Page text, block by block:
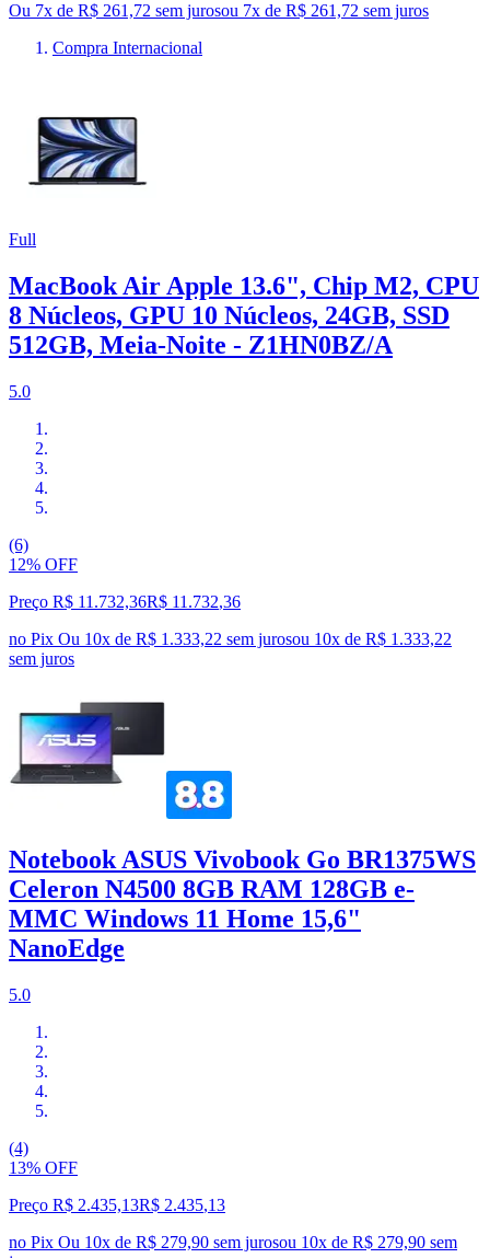
Ou 7x de R$ 261,72 sem jurosou 7x de R$ 261,72 sem juros
Compra Internacional
Full
MacBook Air Apple 13.6", Chip M2, CPU
8 Núcleos, GPU 10 Núcleos, 24GB, SSD
512GB, Meia-Noite - Z1HN0BZ/A
5.0
(6)
12% OFF
Preço R$ 11.732,36R$ 11.732,36
no Pix Ou 10x de R$ 1.333,22 sem jurosou 10x de R$ 1.333,22
sem juros
Notebook ASUS Vivobook Go BR1375WS
Celeron N4500 8GB RAM 128GB e-
MMC Windows 11 Home 15,6"
NanoEdge
5.0
(4)
13% OFF
Preço R$ 2.435,13R$ 2.435,13
no Pix Ou 10x de R$ 279,90 sem jurosou 10x de R$ 279,90 sem